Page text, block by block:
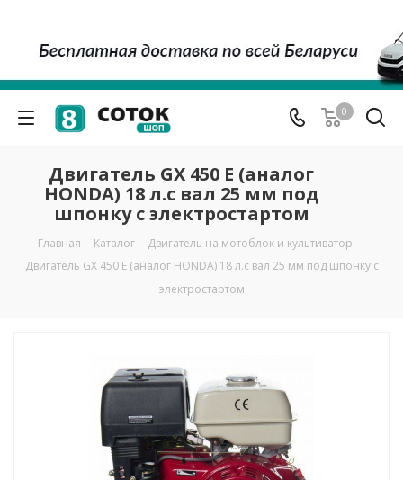
0
Двигатель GX 450 E (аналог
HONDA) 18 л.с вал 25 мм под
шпонку с электростартом
Главная - Каталог - Двигатель на мотоблок и культиватор -
Двигатель GX 450 E (аналог HONDA) 18 л.с вал 25 мм под шпонку с
электростартом